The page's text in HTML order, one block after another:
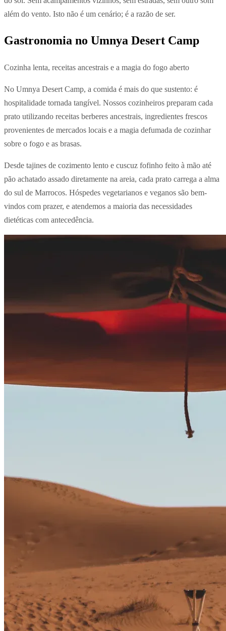
além do vento. Isto não é um cenário; é a razão de ser.
Gastronomia no Umnya Desert Camp
Cozinha lenta, receitas ancestrais e a magia do fogo aberto
No Umnya Desert Camp, a comida é mais do que sustento: é
hospitalidade tornada tangível. Nossos cozinheiros preparam cada
prato utilizando receitas berberes ancestrais, ingredientes frescos
provenientes de mercados locais e a magia defumada de cozinhar
sobre o fogo e as brasas.
Desde tajines de cozimento lento e cuscuz fofinho feito à mão até
pão achatado assado diretamente na areia, cada prato carrega a alma
do sul de Marrocos. Hóspedes vegetarianos e veganos são bem-
vindos com prazer, e atendemos a maioria das necessidades
dietéticas com antecedência.